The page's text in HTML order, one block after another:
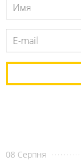
08 Серпня